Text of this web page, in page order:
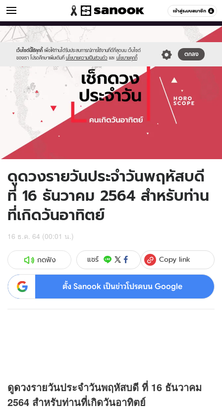
เข้าสู่ระบบสมาชิก
ดูดวง หมวดอื่นๆ
เว็บไซต์นี้ใช้คุกกี้ เพื่อให้ท่านได้รับประสบการณ์การใช้งานที่ดีที่สุดบน เว็บไซต์
ของเรา โปรดศึกษาเพิ่มเติมที่ นโยบายความเป็นส่วนตัว และ นโยบายคุกกี้
ตกลง
Sanook
//s.isanook.com/sr/0/images/logo-
new-
sanook.png
600
60
//s.isanook.com/ho/0/ud/fxd/day/daily-
horoscope-
sunday.jpg
ดูดวงรายวันประจำวันพฤหัสบดี
ที่ 16 ธันวาคม 2564 สำหรับท่าน
ที่เกิดวันอาทิตย์
16 ธ.ค. 64 (00:01 น.)
กดฟัง แชร์ Copy link
ตั้ง Sanook เป็นข่าวโปรดบน Google
ดูดวงรายวันประจำวันพฤหัสบดี ที่ 16 ธันวาคม
2564 สำหรับท่านที่เกิดวันอาทิตย์